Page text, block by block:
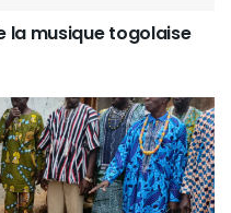
la musique togolaise